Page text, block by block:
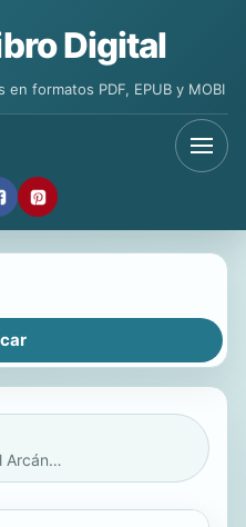
Digital
formatos PDF, EPUB y MOBI
La Misión de San Gabriel Arcángel (Discovering Mission San Gabriel Arcángel)